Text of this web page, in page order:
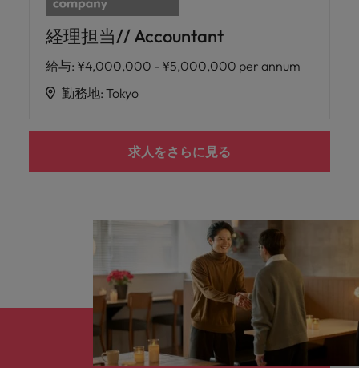
経理担当// Accountant
給与: ¥4,000,000 - ¥5,000,000 per annum
勤務地: Tokyo
求人をさらに見る